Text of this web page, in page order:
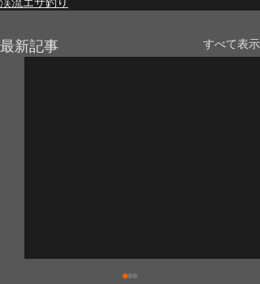
最新記事 すべて表示